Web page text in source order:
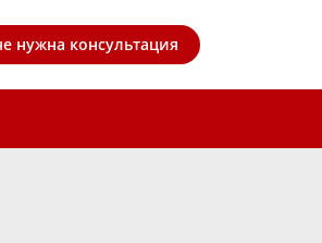
нужна консультация